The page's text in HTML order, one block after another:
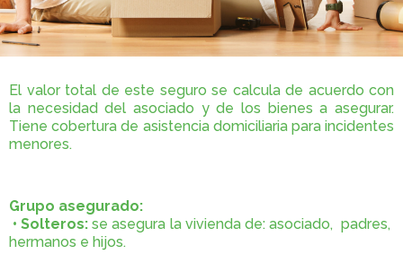
El valor total de este seguro se calcula de acuerdo con
la necesidad del asociado y de los bienes a asegurar.
Tiene cobertura de asistencia domiciliaria para incidentes
menores.
Grupo asegurado:
• Solteros: se asegura la vivienda de: asociado, padres,
hermanos e hijos.